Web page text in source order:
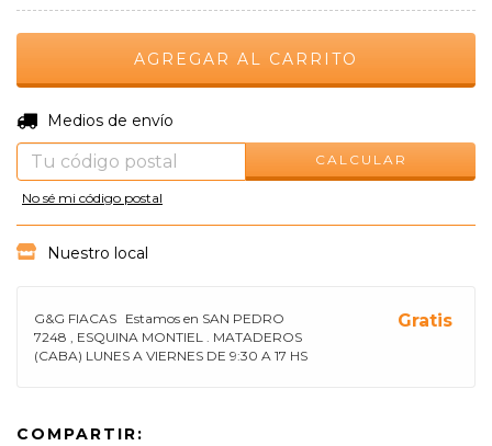
Entregas para el CP:
Medios de envío
CALCULAR
No sé mi código postal
Nuestro local
G&G FIACAS Estamos en SAN PEDRO
7248 , ESQUINA MONTIEL . MATADEROS
(CABA) LUNES A VIERNES DE 9:30 A 17 HS
Gratis
COMPARTIR: